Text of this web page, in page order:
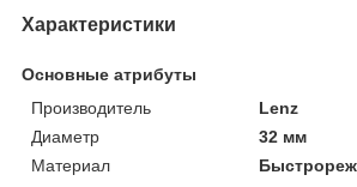
Характеристики
Основные атрибуты
Производитель
Lenz
Диаметр
32 мм
Материал